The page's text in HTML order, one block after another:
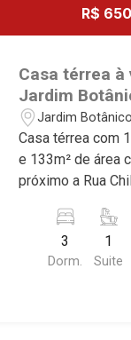
R$
Casa térrea à
Jardim
Rua Chile -
Jardim
Casa térrea com
e 133m² de área
próximo a Rua
características
Martinelli
você: - 167m² de área terreno e 133m²
3
Dorm.
1
Suite